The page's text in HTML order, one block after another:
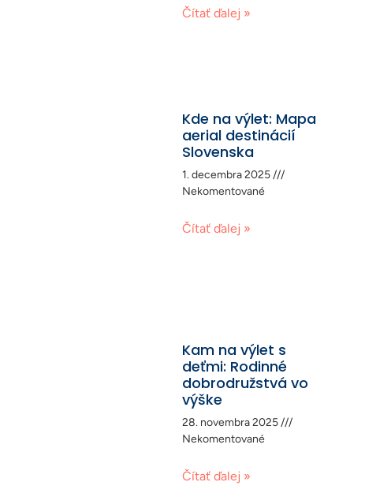
Čítať ďalej »
Kde na výlet: Mapa
aerial destinácií
Slovenska
1. decembra 2025
Nekomentované
Čítať ďalej »
Kam na výlet s
deťmi: Rodinné
dobrodružstvá vo
výške
28. novembra 2025
Nekomentované
Čítať ďalej »